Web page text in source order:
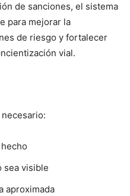
de sanciones, el sistema
para mejorar la
de riesgo y fortalecer
vial.
sea visible
aproximada